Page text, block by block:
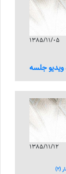
1385/11/05
ویدیو جلسه
1385/11/12
(2)